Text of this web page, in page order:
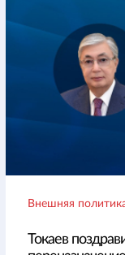
Внешняя
Токаев